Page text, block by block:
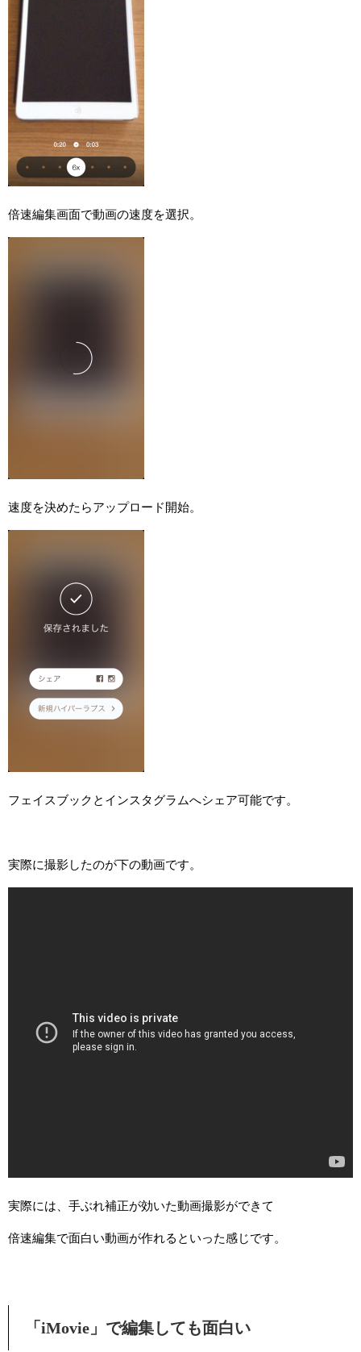
倍速編集画面で動画の速度を選択。
速度を決めたらアップロード開始。
フェイスブックとインスタグラムへシェア可能です。
実際に撮影したのが下の動画です。
実際には、手ぶれ補正が効いた動画撮影ができて
倍速編集で面白い動画が作れるといった感じです。
「iMovie」で編集しても面白い